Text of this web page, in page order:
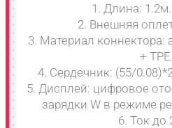
1. Длина: 1.2м.
2. Внешняя
3. Материал
+ TPE.
4. Сердечник: (55/
5. Дисплей: цифровое
зарядки W в режиме
6. Ток до